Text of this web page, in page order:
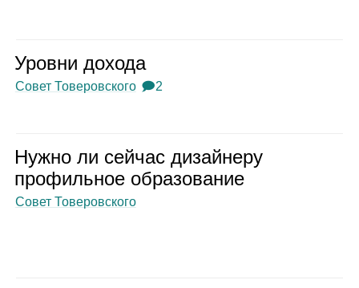
Уровни дохода
Совет Товеровского 🗩2
Нужно ли сей­час дизай­неру
про­филь­ное обра­зо­ва­ние
Совет Товеровского